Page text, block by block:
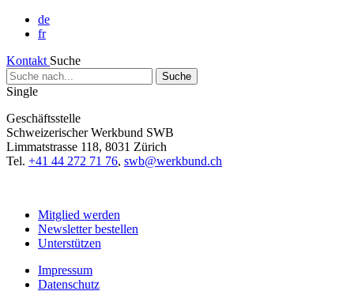
de
fr
Kontakt Suche
Suche
nach...
Single
Geschäftsstelle
Schweizerischer Werkbund SWB
Limmatstrasse 118, 8031 Zürich
Tel. +41 44 272 71 76, swb@werkbund.ch
Mitglied werden
Newsletter bestellen
Unterstützen
Impressum
Datenschutz